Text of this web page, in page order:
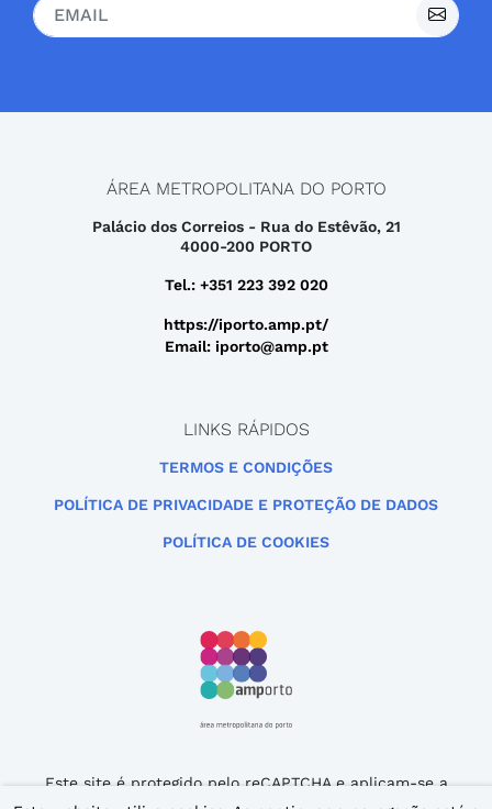
ÁREA METROPOLITANA DO PORTO
Palácio dos Correios - Rua do Estêvão, 21
4000-200 PORTO
Tel.: +351 223 392 020
https://iporto.amp.pt/
Email: iporto@amp.pt
LINKS RÁPIDOS
TERMOS E CONDIÇÕES
POLÍTICA DE PRIVACIDADE E PROTEÇÃO DE DADOS
POLÍTICA DE COOKIES
Este site é protegido pelo reCAPTCHA e aplicam-se a
Política de Privacidade
e os Termos de Serviço da